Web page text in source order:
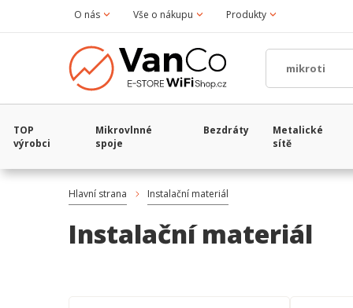
O nás Vše o nákupu Produkty
TOP
výrobci
Mikrovlnné
spoje
Bezdráty
Metalické
sítě
Hlavní strana Instalační materiál
Instalační materiál